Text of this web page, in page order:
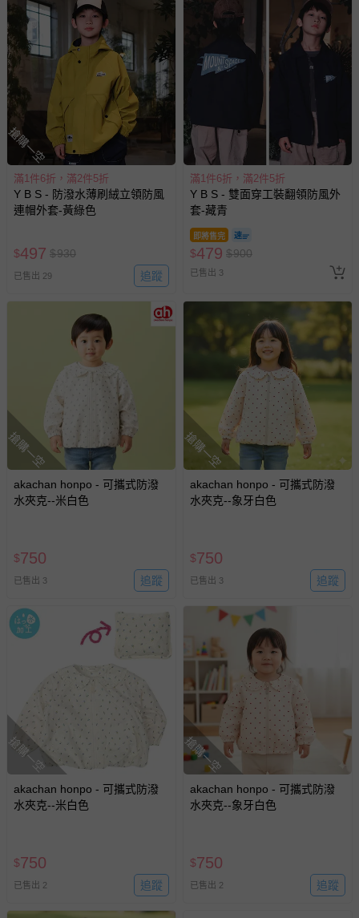
搶購一空
滿1件6折，滿2件5折
Y B S - 防潑水薄刷絨立領防風
連帽外套-黃綠色
$497 $930
已售出 29 追蹤
滿1件6折，滿2件5折
Y B S - 雙面穿工裝翻領防風外
套-藏青
即將售完
$479 $900
已售出 3
搶購一空
akachan honpo - 可攜式防潑
水夾克--米白色
$750
已售出 3 追蹤
搶購一空
akachan honpo - 可攜式防潑
水夾克--象牙白色
$750
已售出 3 追蹤
搶購一空
akachan honpo - 可攜式防潑
水夾克--米白色
$750
已售出 2 追蹤
搶購一空
akachan honpo - 可攜式防潑
水夾克--象牙白色
$750
已售出 2 追蹤